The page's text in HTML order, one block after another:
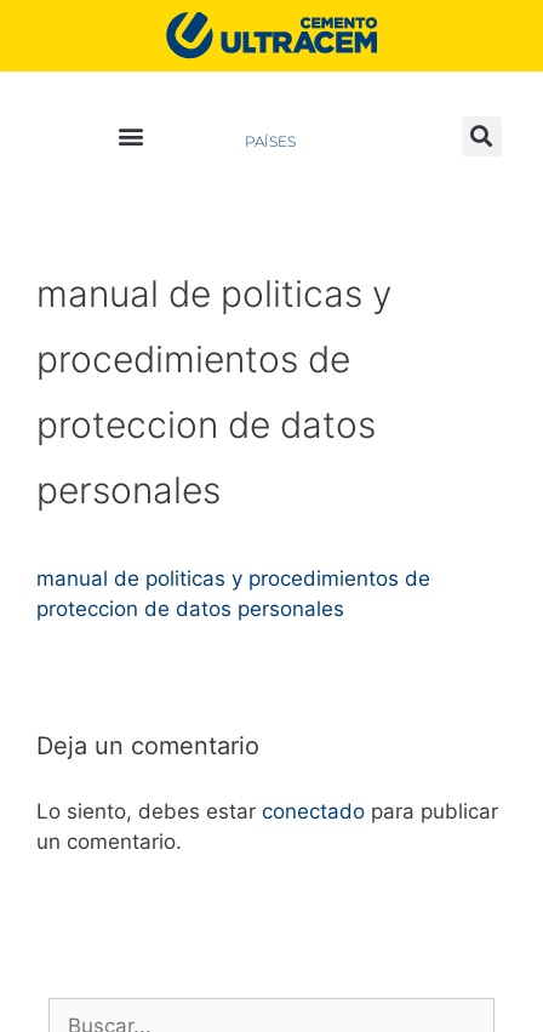
PAÍSES
manual de politicas y
procedimientos de
proteccion de datos
personales
manual de politicas y procedimientos de
proteccion de datos personales
Deja un comentario
Lo siento, debes estar conectado para publicar
un comentario.